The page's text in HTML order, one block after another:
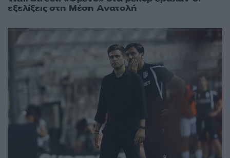
εξελίξεις στη Μέση Ανατολή